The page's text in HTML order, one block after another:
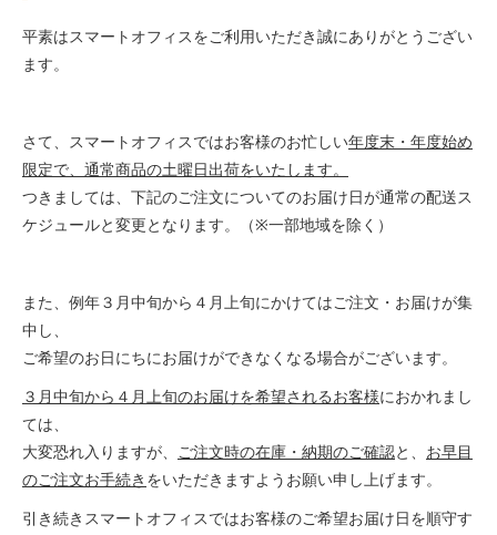
平素はスマートオフィスをご利用いただき誠にありがとうござい
ます。
さて、スマートオフィスではお客様のお忙しい年度末・年度始め
限定で、通常商品の土曜日出荷をいたします。
つきましては、下記のご注文についてのお届け日が通常の配送ス
ケジュールと変更となります。（※一部地域を除く）
また、例年３月中旬から４月上旬にかけてはご注文・お届けが集
中し、
ご希望のお日にちにお届けができなくなる場合がございます。
３月中旬から４月上旬のお届けを希望されるお客様におかれまし
ては、
大変恐れ入りますが、 ご注文時の在庫・納期のご確認と、 お早目
のご注文お手続き をいただきますようお願い申し上げます。
引き続きスマートオフィスではお客様のご希望お届け日を順守す